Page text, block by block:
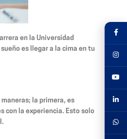
en la Universidad
es llegar a la cima en tu
la primera, es
con la experiencia. Esto solo